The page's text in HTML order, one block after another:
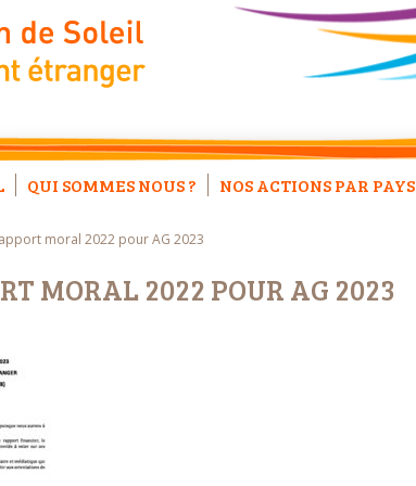
QUI SOMMES NOUS ? NOS ACTIONS PAR PAYS
moral 2022 pour AG 2023
MORAL 2022 POUR AG 2023